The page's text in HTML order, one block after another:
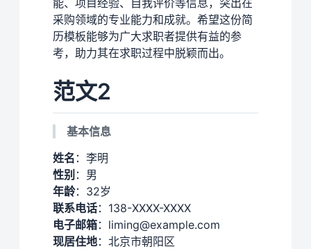
能、项目经验、自我评价等信息，突出在
采购领域的专业能力和成就。希望这份简
历模板能够为广大求职者提供有益的参
考，助力其在求职过程中脱颖而出。
范文2
基本信息
姓名 ：李明
性别 ：男
年龄：32岁
联系电话：138-XXXX-XXXX
电子邮箱：liming@example.com
现居住地：北京市朝阳区